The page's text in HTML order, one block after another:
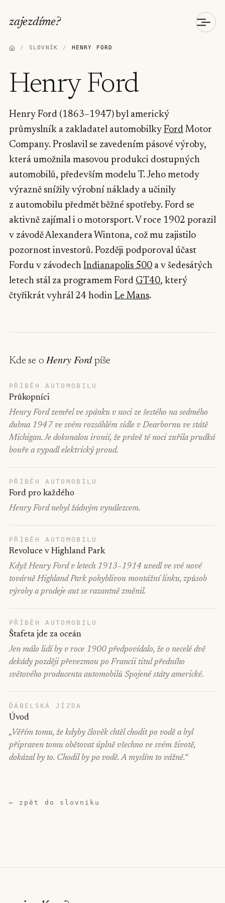
zajezdíme?
/ SLOVNÍK / HENRY FORD
Henry Ford
Henry Ford (1863–1947) byl americký
průmyslník a zakladatel automobilky Ford Motor
Company. Proslavil se zavedením pásové výroby,
která umožnila masovou produkci dostupných
automobilů, především modelu T. Jeho metody
výrazně snížily výrobní náklady a učinily
z automobilu předmět běžné spotřeby. Ford se
aktivně zajímal i o motorsport. V roce 1902 porazil
v závodě Alexandera Wintona, což mu zajistilo
pozornost investorů. Později podporoval účast
Fordu v závodech Indianapolis 500 a v šedesátých
letech stál za programem Ford GT40, který
čtyřikrát vyhrál 24 hodin Le Mans.
Kde se oHenry Ford píše
PŘÍBĚH AUTOMOBILU
Průkopníci
Henry Ford zemřel ve spánku v noci ze šestého na sedmého
dubna 1947 ve svém rozsáhlém sídle v Dearbornu ve státě
Michigan. Je dokonalou ironií, že právě té noci zuřila prudká
bouře a vypadl elektrický proud.
PŘÍBĚH AUTOMOBILU
Ford pro každého
Henry Ford nebyl žádným vynálezcem.
PŘÍBĚH AUTOMOBILU
Revoluce v Highland Park
Když Henry Ford v letech 1913–1914 uvedl ve své nové
továrně Highland Park pohyblivou montážní linku, způsob
výroby a prodeje aut se razantně změnil.
PŘÍBĚH AUTOMOBILU
Štafeta jde za oceán
Jen málo lidí by v roce 1900 předpovídalo, že o necelé dvě
dekády později převezmou po Francii titul předního
světového producenta automobilů Spojené státy americké.
ĎÁBELSKÁ JÍZDA
Úvod
„Věřím tomu, že kdyby člověk chtěl chodit po vodě a byl
připraven tomu obětovat úplně všechno ve svém životě,
dokázal by to. Chodil by po vodě. A myslím to vážně.“
← zpět do slovníku